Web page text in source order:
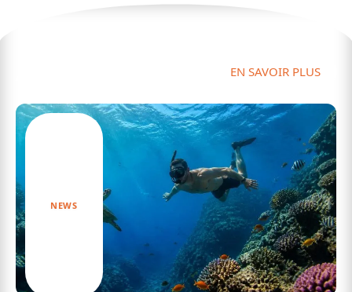
EN SAVOIR PLUS
NEWS